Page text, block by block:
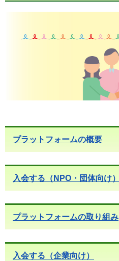
プラットフォームの概要
入会する（NPO・団体向け）
プラットフォームの取り組み
入会する（企業向け）